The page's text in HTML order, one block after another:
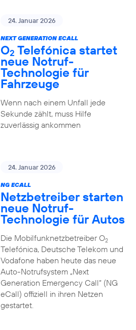
24. Januar 2026
NEXT GENERATION ECALL
O2 Telefónica startet
neue Notruf-
Technologie für
Fahrzeuge
Wenn nach einem Unfall jede
Sekunde zählt, muss Hilfe
zuverlässig ankommen
24. Januar 2026
NG ECALL
Netzbetreiber starten
neue Notruf-
Technologie für Autos
Die Mobilfunknetzbetreiber O2
Telefónica, Deutsche Telekom und
Vodafone haben heute das neue
Auto-Notrufsystem „Next
Generation Emergency Call“ (NG
eCall) offiziell in ihren Netzen
gestartet.